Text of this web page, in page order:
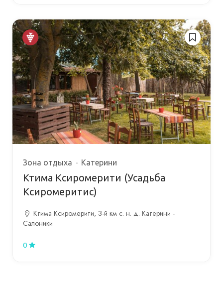
Зона отдыха Катерини
Ктима Ксиромерити (Усадьба
Ксиромеритис)
Ктима Ксиромерити, 3-й км с. н. д. Катерини -
Салоники
0